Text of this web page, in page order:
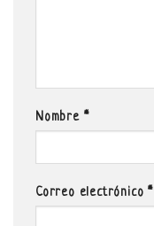
Nombre *
Correo electrónico*